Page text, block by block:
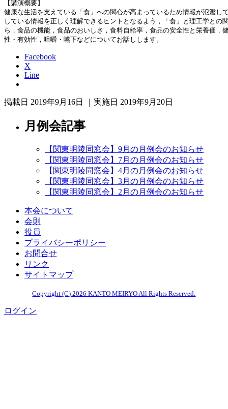
【講演概要】
健康な生活を支えている「食」への関心が高まっているため情報が氾濫し
している情報を正しく理解できるヒントとなるよう，「食」と理工学との
ら，食品の機能，食品のおいしさ，食料自給率，食品の安全性と栄養価，
性・有効性，咀嚼・嚥下などについてお話しします。
Facebook
X
Line
掲載日 2019年9月16日 ｜実施日 2019年9月20日
月例会記事
【関東明陵同窓会】9月の月例会のお知らせ
【関東明陵同窓会】7月の月例会のお知らせ
【関東明陵同窓会】4月の月例会のお知らせ
【関東明陵同窓会】3月の月例会のお知らせ
【関東明陵同窓会】2月の月例会のお知らせ
本会について
会則
役員
プライバシーポリシー
お問合せ
リンク
サイトマップ
Copyright (C) 2026 KANTO MEIRYO All Rights Reserved.
ログイン